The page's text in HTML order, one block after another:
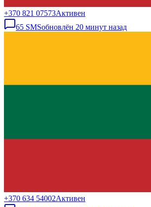
+370 821 07573Активен
65 SMSобновлён 20 минут назад
+370 634 54002Активен